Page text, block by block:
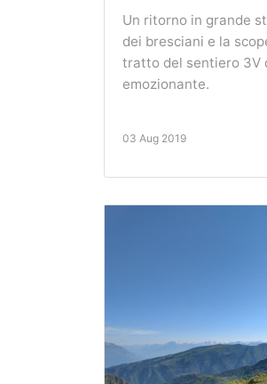
Un ritorno in grande
dei bresciani e la
tratto del sentiero 3V
emozionante.
03 Aug 2019